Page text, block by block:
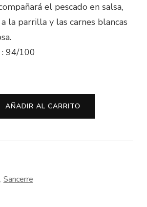
el pescado en salsa,
la parrilla y las carnes blancas
94/100
AÑADIR AL CARRITO
, Sancerre